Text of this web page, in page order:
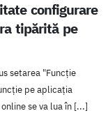
configurare
tipărită pe
setarea "Funcție
pe aplicația
se va lua în [...]